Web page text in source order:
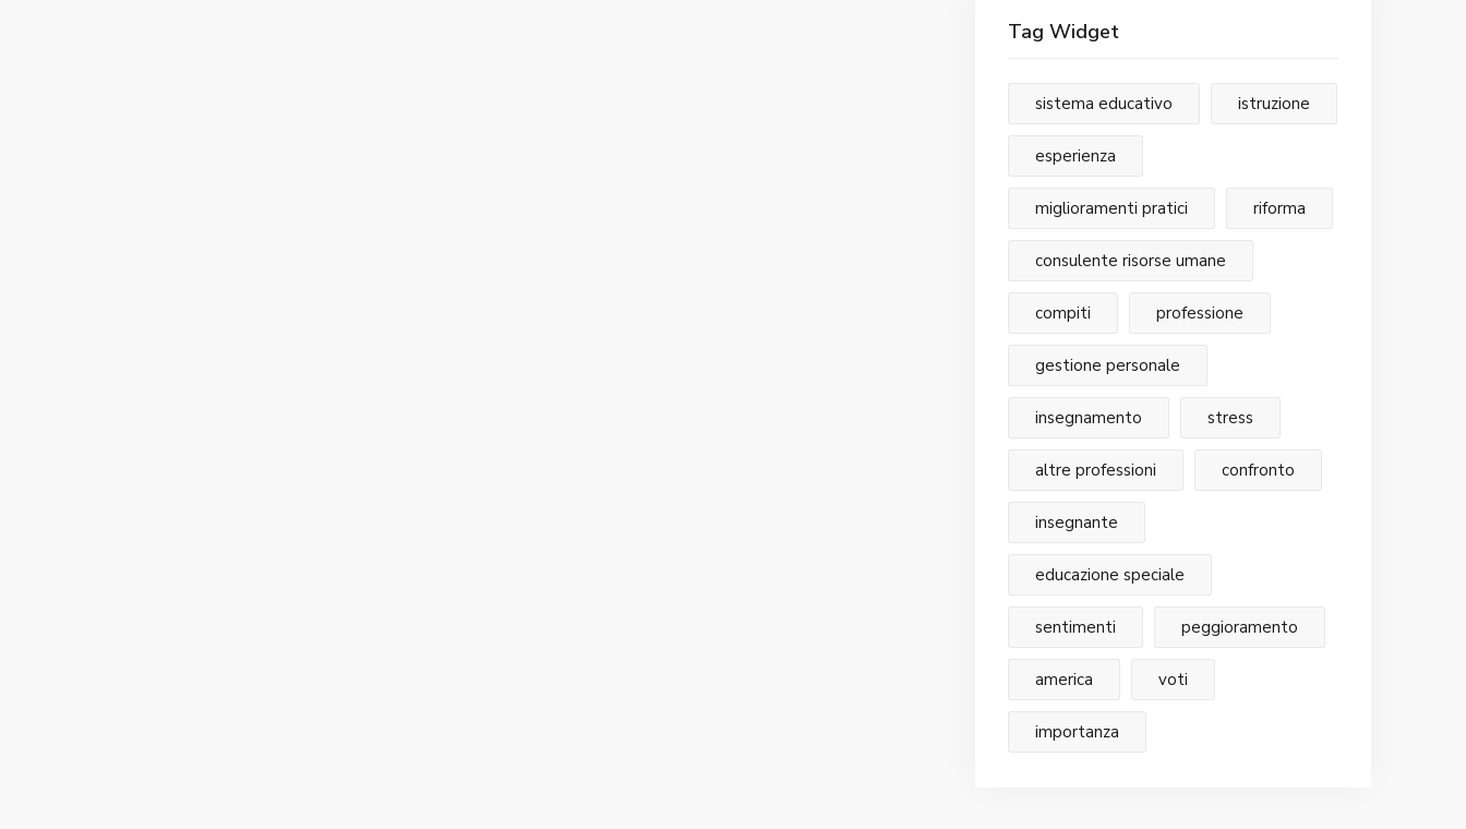
Tag Widget
sistema educativo istruzione
esperienza
miglioramenti pratici riforma
consulente risorse umane
compiti professione
gestione personale
insegnamento stress
altre professioni confronto
insegnante
educazione speciale
sentimenti peggioramento
america voti
importanza